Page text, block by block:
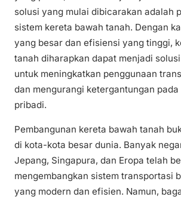
solusi yang mulai dibicarakan adalah
sistem kereta bawah tanah. Dengan
yang besar dan efisiensi yang tinggi,
tanah diharapkan dapat menjadi
untuk meningkatkan penggunaan
dan mengurangi ketergantungan pada
pribadi.
Pembangunan kereta bawah tanah
di kota-kota besar dunia. Banyak
Jepang, Singapura, dan Eropa telah
mengembangkan sistem transportasi
yang modern dan efisien. Namun,